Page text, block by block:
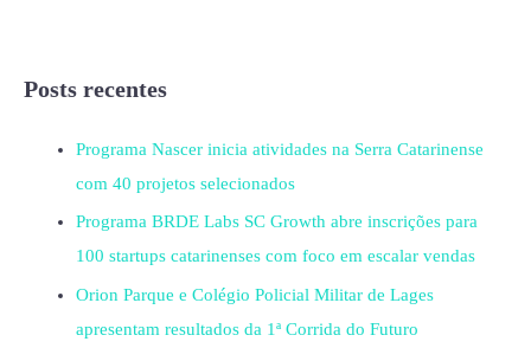
Posts recentes
Programa Nascer inicia atividades na Serra Catarinense
com 40 projetos selecionados
Programa BRDE Labs SC Growth abre inscrições para
100 startups catarinenses com foco em escalar vendas
Orion Parque e Colégio Policial Militar de Lages
apresentam resultados da 1ª Corrida do Futuro